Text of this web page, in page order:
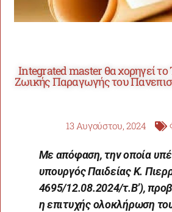
Integrated master θα χορηγεί
Ζωικής Παραγωγής του
13 Αυγούστου, 2024
Με απόφαση, την οποία
υπουργός Παιδείας Κ.
4695/12.08.2024/τ.Β’),
η επιτυχής ολοκλήρωση